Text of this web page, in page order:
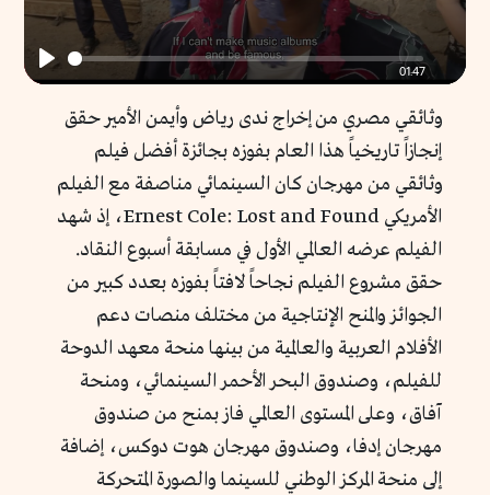
Play
01:47
وثائقي مصري من إخراج ندى رياض وأيمن الأمير حقق
إنجازاً تاريخياً هذا العام بفوزه بجائزة أفضل فيلم
وثائقي من مهرجان كان السينمائي مناصفة مع الفيلم
الأمريكي Ernest Cole: Lost and Found، إذ شهد
الفيلم عرضه العالمي الأول في مسابقة أسبوع النقاد.
حقق مشروع الفيلم نجاحاً لافتاً بفوزه بعدد كبير من
الجوائز والمنح الإنتاجية من مختلف منصات دعم
الأفلام العربية والعالمية من بينها منحة معهد الدوحة
للفيلم، وصندوق البحر الأحمر السينمائي، ومنحة
آفاق، وعلى المستوى العالمي فاز بمنح من صندوق
مهرجان إدفا، وصندوق مهرجان هوت دوكس، إضافة
إلى منحة المركز الوطني للسينما والصورة المتحركة